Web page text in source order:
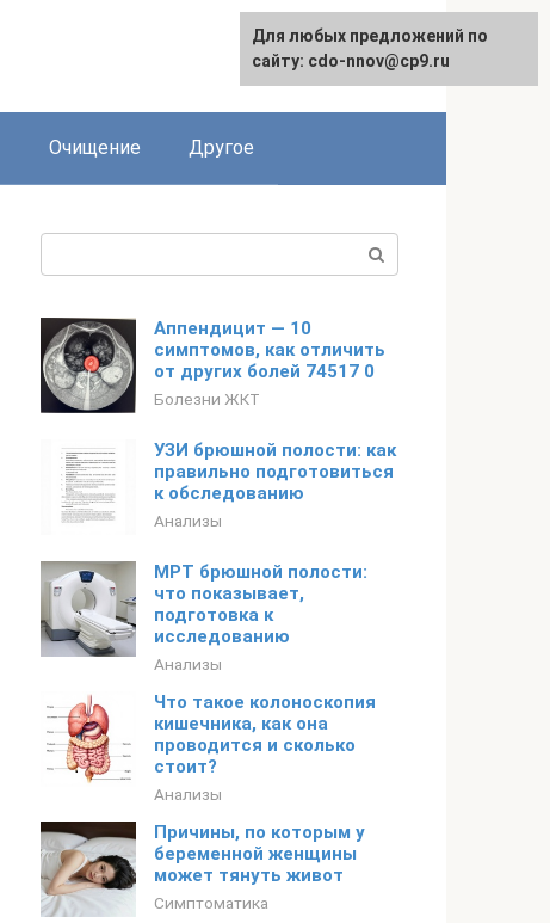
Очищение Другое
Аппендицит — 10
симптомов, как отличить
от других болей 74517 0
Болезни ЖКТ
УЗИ брюшной полости: как
правильно подготовиться
к обследованию
Анализы
МРТ брюшной полости:
что показывает,
подготовка к
исследованию
Анализы
Что такое колоноскопия
кишечника, как она
проводится и сколько
стоит?
Анализы
Причины, по которым у
беременной женщины
может тянуть живот
Симптоматика
Для любых предложений по
сайту: cdo-nnov@cp9.ru